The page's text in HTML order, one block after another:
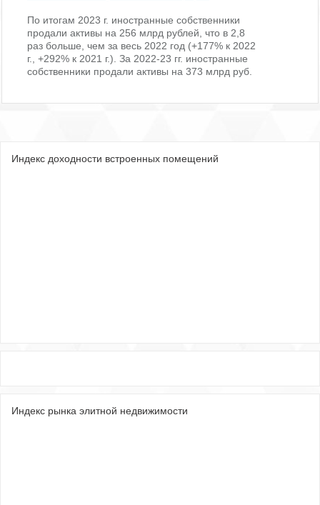
Индекс доходности встроенных помещений
Индекс рынка элитной недвижимости
По итогам 2023 г. иностранные собственники
продали активы на 256 млрд рублей, что в 2,8
раз больше, чем за весь 2022 год (+177% к 2022
г., +292% к 2021 г.). За 2022-23 гг. иностранные
собственники продали активы на 373 млрд руб.